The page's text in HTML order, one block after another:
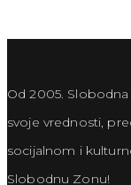
Od 2005.
svoje vrednosti,
socijalnom i
Slobodnu Zonu!